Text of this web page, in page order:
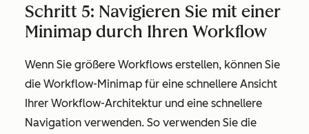
Schritt 5: Navigieren Sie mit einer
Minimap durch Ihren Workflow
Wenn Sie größere Workflows erstellen, können Sie
die Workflow-Minimap für eine schnellere Ansicht
Ihrer Workflow-Architektur und eine schnellere
Navigation verwenden. So verwenden Sie die